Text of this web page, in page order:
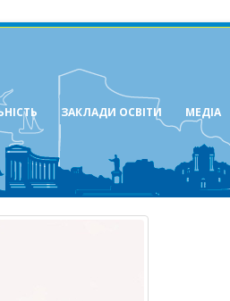
ЗАКЛАДИ ОСВІТИ МЕДІА